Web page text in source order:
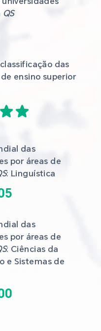
QS
das
instituições de ensino superior
das
por áreas de
: Linguística
das
por áreas de
: Ciências da
e Sistemas de